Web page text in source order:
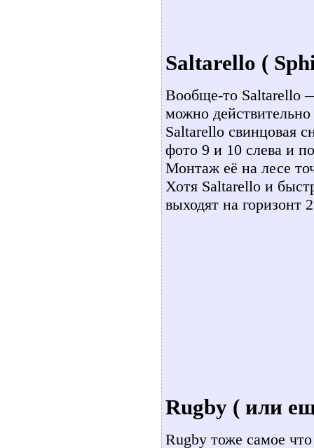
Saltarello (
Вообще-то Saltarello
можно действительно
Saltarello свинцовая
фото 9 и 10 слева и
Монтаж её на лесе
Хотя Saltarello и
выходят на горизонт
Rugby ( или
Rugby тоже самое